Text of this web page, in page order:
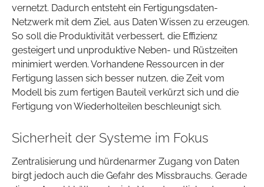
vernetzt. Dadurch entsteht ein Fertigungsdaten-
Netzwerk mit dem Ziel, aus Daten Wissen zu erzeugen.
So soll die Produktivität verbessert, die Effizienz
gesteigert und unproduktive Neben- und Rüstzeiten
minimiert werden. Vorhandene Ressourcen in der
Fertigung lassen sich besser nutzen, die Zeit vom
Modell bis zum fertigen Bauteil verkürzt sich und die
Fertigung von Wiederholteilen beschleunigt sich.
Sicherheit der Systeme im Fokus
Zentralisierung und hürdenarmer Zugang von Daten
birgt jedoch auch die Gefahr des Missbrauchs. Gerade